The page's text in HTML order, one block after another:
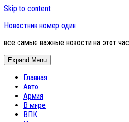
Skip to content
Новостник номер один
все самые важные новости на этот час
Expand Menu
Главная
Авто
Армия
В мире
ВПК